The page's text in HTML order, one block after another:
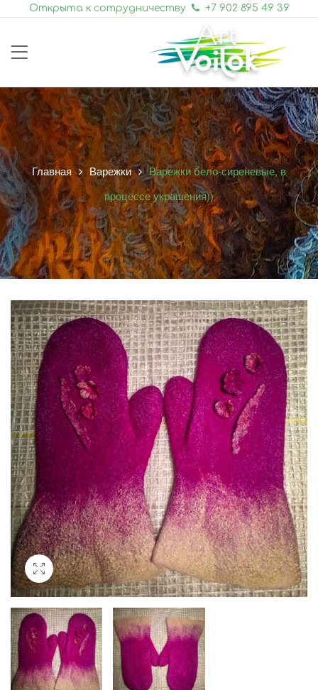
Открыта к сотрудничеству +7 902 895 49 39
Главная Варежки
Варежки бело-сиреневые, в
процессе украшения))